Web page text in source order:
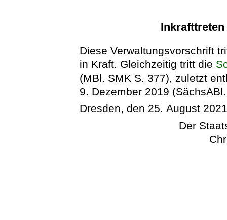
Diese Verwaltungsvorschrift
in Kraft. Gleichzeitig tritt die
(MBl. SMK S. 377), zuletzt
9. Dezember 2019
Dresden, den 25. August
Der